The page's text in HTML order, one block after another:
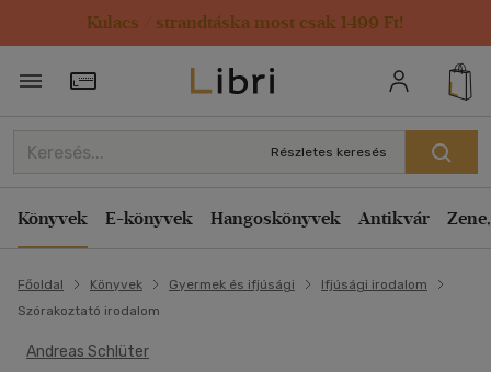
Kulacs / strandtáska most csak 1499 Ft!
Törzsvásárlói Kártya adatai
Részletes keresés
Könyvek E-könyvek Hangoskönyvek Antikvár
Főoldal Könyvek Gyermek és ifjúsági
Ifjúsági irodalom
Szórakoztató irodalom
Andreas Schlüter